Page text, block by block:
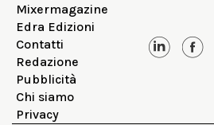
Mixermagazine
Edra Edizioni
Contatti
Redazione
Pubblicità
Chi siamo
Privacy